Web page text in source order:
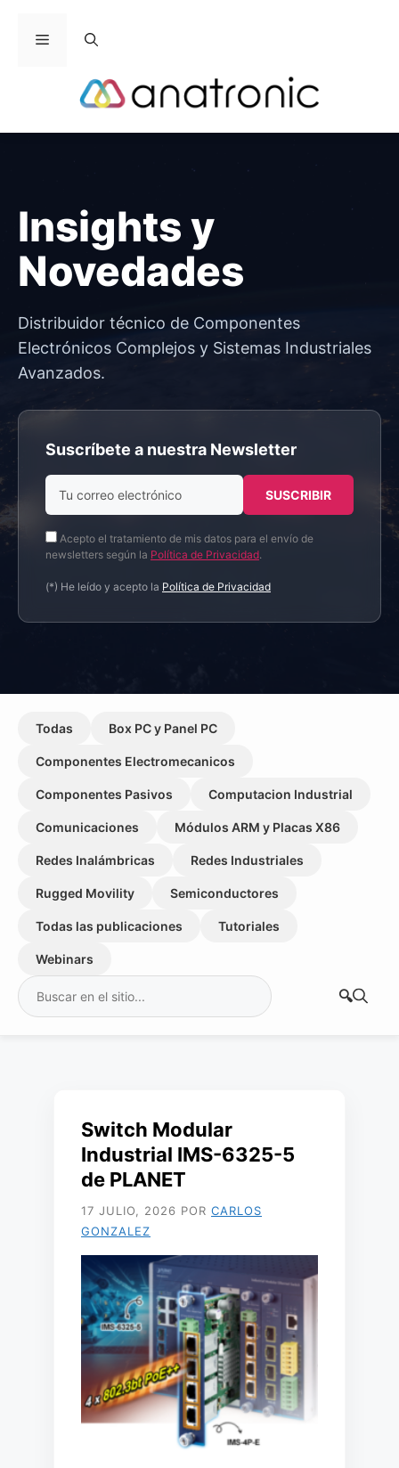
Menú
Insights y
Novedades
Distribuidor técnico de Componentes
Electrónicos Complejos y Sistemas Industriales
Avanzados.
Suscríbete a nuestra Newsletter
Acepto el tratamiento de mis datos para el envío de
newsletters según la Política de Privacidad.
(*) He leído y acepto la Política de Privacidad
Todas Box PC y Panel PC
Componentes Electromecanicos
Componentes Pasivos Computacion Industrial
Comunicaciones Módulos ARM y Placas X86
Redes Inalámbricas Redes Industriales
Rugged Movility Semiconductores
Todas las publicaciones Tutoriales
Webinars
Buscar:
Switch Modular
Industrial IMS-6325-5
de PLANET
17 JULIO, 2026 POR CARLOS
GONZALEZ